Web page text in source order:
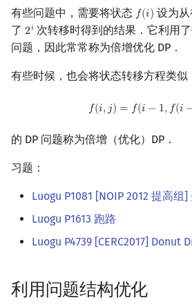
有些问题中，需要将状态 𝑓(𝑖)
f(i) 设为
了 2𝑖
2i 次转移时得到的结果．它利用
问题，因此常常称为倍增优化 DP．
有些时候，也会将状态转移方程类似
𝑓(𝑖,𝑗) = 𝑓(𝑖 − 1,𝑓(𝑖
f (i, )=f( i−1 , i−1, j)
的 DP 问题称为倍增（优化）DP．
习题：
Luogu P1081 [NOIP 2012 提高组
Luogu P1613 跑路
Luogu P4739 [CERC2017] Donut
利用问题结构优化